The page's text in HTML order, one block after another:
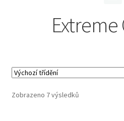
Pokladna
Extreme
Zobrazeno 7 výsledků